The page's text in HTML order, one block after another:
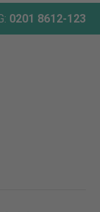
0201 8612-123